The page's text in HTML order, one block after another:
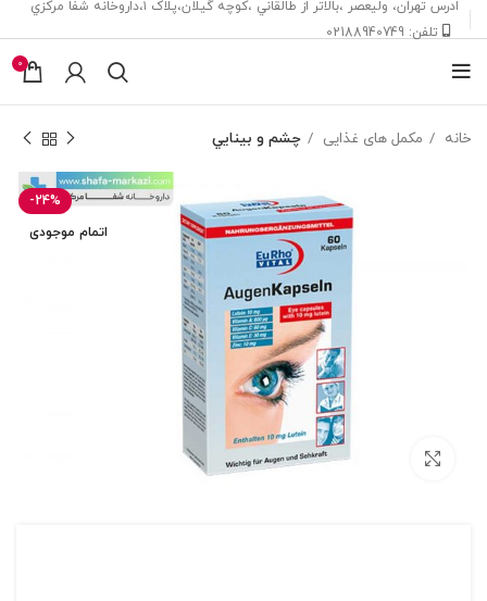
ادرس تهران، ‎وليعصر ،بالاتر از طالقاني ،كوچه گيلان،پلاک ۱،داروخانه شفا مركزي
تلفن: 02188940749
0
خانه مکمل های غذایی چشم و بينايي
-24%
اتمام موجودی
بزرگنمایی تصویر